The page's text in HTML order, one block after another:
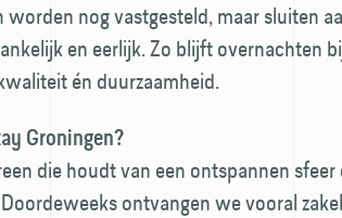
nog vastgesteld, maar sluiten
en eerlijk. Zo blijft overnachten
én duurzaamheid.
Groningen?
die houdt van een ontspannen sfeer
ontvangen we vooral